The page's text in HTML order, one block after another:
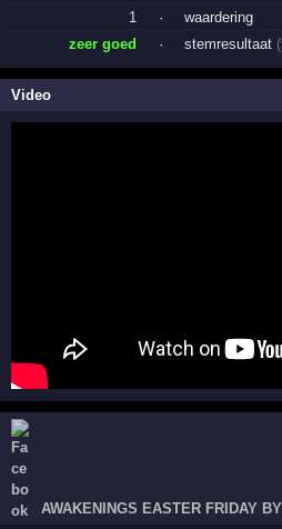
1
·
waardering
zeer goed
· stemresultaat
Video
AWAKENINGS EASTER FRIDAY